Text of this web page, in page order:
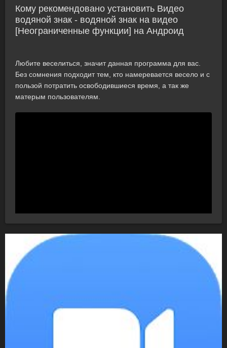
Кому рекомендовано установить Видео
водяной знак - водяной знак на видео
[Неограниченные функции] на Андроид
Любите веселиться, значит данная программа для вас.
Без сомнения подходит тем, кто намеревается весело и с
пользой потратить освободившиеся время, а так же
матерым пользователям.